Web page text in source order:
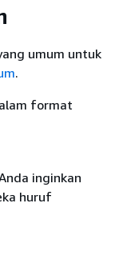
umum untuk
.
format
inginkan
huruf